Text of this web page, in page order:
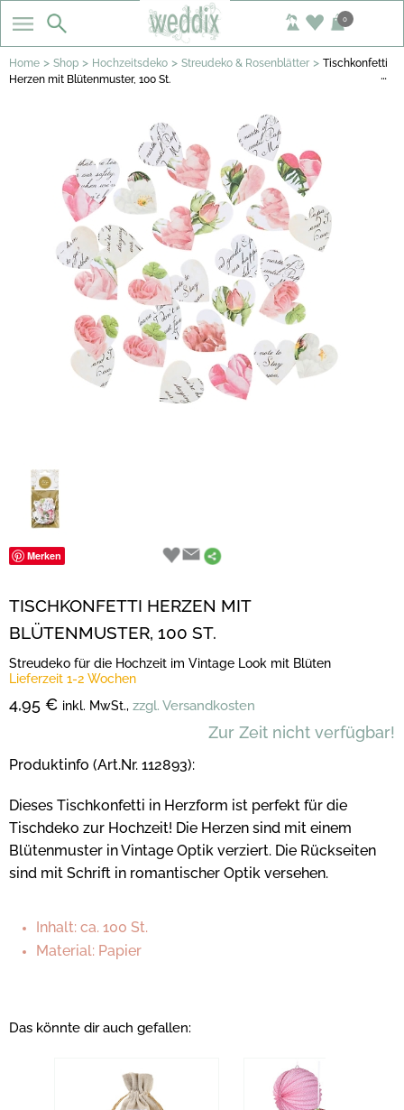
0
Home > Shop > Hochzeitsdeko > Streudeko & Rosenblätter > Tischkonfetti
Herzen mit Blütenmuster, 100 St.
…
Merken
TISCHKONFETTI HERZEN MIT
BLÜTENMUSTER, 100 ST.
Streudeko für die Hochzeit im Vintage Look mit Blüten
Lieferzeit 1-2 Wochen
4,95 € inkl. MwSt., zzgl. Versandkosten
Zur Zeit nicht verfügbar!
Produktinfo (Art.Nr. 112893):
Dieses Tischkonfetti in Herzform ist perfekt für die
Tischdeko zur Hochzeit! Die Herzen sind mit einem
Blütenmuster in Vintage Optik verziert. Die Rückseiten
sind mit Schrift in romantischer Optik versehen.
Inhalt: ca. 100 St.
Material: Papier
Das könnte dir auch gefallen: